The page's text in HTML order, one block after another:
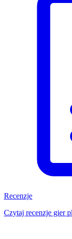
Recenzje
Czytaj recenzje gier